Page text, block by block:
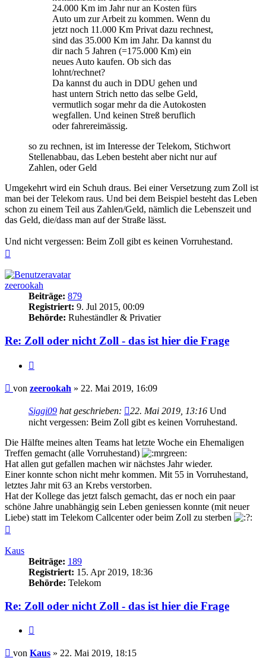
24.000 Km im Jahr nur an Kosten fürs
Auto um zur Arbeit zu kommen. Wenn du
jetzt noch 11.000 Km Privat dazu rechnest,
sind das 35.000 Km im Jahr. Da kannst du
dir nach 5 Jahren (=175.000 Km) ein
neues Auto kaufen. Ob sich das
lohnt/rechnet?
Da kannst du auch in DDU gehen und
hast untern Strich netto das selbe Geld,
vermutlich sogar mehr da die Autokosten
wegfallen. Und keinen Streß beruflich
oder fahrereimässig.
so zu rechnen, ist im Interesse der Telekom, Stichwort
Stellenabbau, das Leben besteht aber nicht nur auf
Zahlen, oder Geld
Umgekehrt wird ein Schuh draus. Bei einer Versetzung zum Zoll ist
man bei der Telekom raus. Und bei dem Beispiel besteht das Leben
schon zu einem Teil aus Zahlen/Geld, nämlich die Lebenszeit und
das Geld, die/dass man auf der Straße lässt.
Und nicht vergessen: Beim Zoll gibt es keinen Vorruhestand.
zeerookah
Beiträge: 879
Registriert: 9. Jul 2015, 00:09
Behörde: Ruheständler & Privatier
Re: Zoll oder nicht Zoll - das ist hier die Frage
Beitrag
von zeerookah » 22. Mai 2019, 16:09
Siggi09 hat geschrieben: 22. Mai 2019, 13:16 Und
nicht vergessen: Beim Zoll gibt es keinen Vorruhestand.
Die Hälfte meines alten Teams hat letzte Woche ein Ehemaligen
Treffen gemacht (alle Vorruhestand)
Hat allen gut gefallen machen wir nächstes Jahr wieder.
Einer konnte schon nicht mehr kommen. Mit 55 in Vorruhestand,
letztes Jahr mit 63 an Krebs verstorben.
Hat der Kollege das jetzt falsch gemacht, das er noch ein paar
schöne Jahre unabhängig sein Leben geniessen konnte (mit neuer
Liebe) statt im Telekom Callcenter oder beim Zoll zu sterben
Kaus
Beiträge: 189
Registriert: 15. Apr 2019, 18:36
Behörde: Telekom
Re: Zoll oder nicht Zoll - das ist hier die Frage
Beitrag
von Kaus » 22. Mai 2019, 18:15